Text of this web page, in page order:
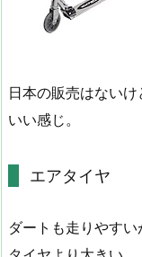
日本の販売はない
いい感じ。
エアタイヤ
ダートも走りやす